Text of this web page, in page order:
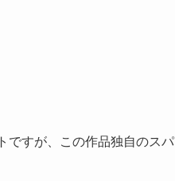
ですが、この作品独自のスパ